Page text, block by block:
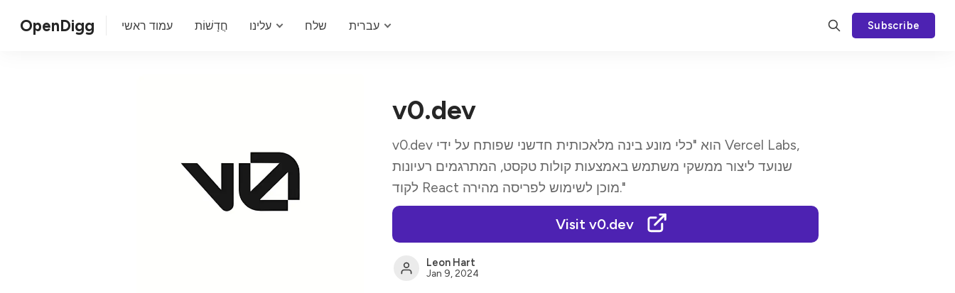
OpenDigg עמוד ראשי חֲדָשׁוֹת עלינו שלח עברית Subscribe
v0.dev
v0.dev הוא "כלי מונע בינה מלאכותית חדשני שפותח על ידי Vercel Labs,
שנועד ליצור ממשקי משתמש באמצעות קולות טקסט, המתרגמים רעיונות
לקוד React מוכן לשימוש לפריסה מהירה."
Visit v0.dev
Leon Hart
Jan 9, 2024